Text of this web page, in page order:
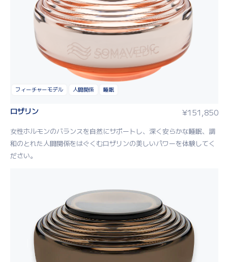
フィーチャーモデル 人間関係 睡眠
ロザリン ¥151,850
女性ホルモンのバランスを自然にサポートし、深く安らかな睡眠、調
和のとれた人間関係をはぐくむロザリンの美しいパワーを体験してく
ださい。